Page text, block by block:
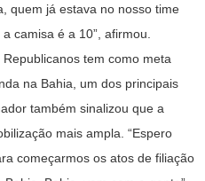
quem já estava no nosso time
camisa é a 10”, afirmou.
tem como meta
na Bahia, um dos principais
também sinalizou que a
mais ampla. “Espero
começarmos os atos de filiação